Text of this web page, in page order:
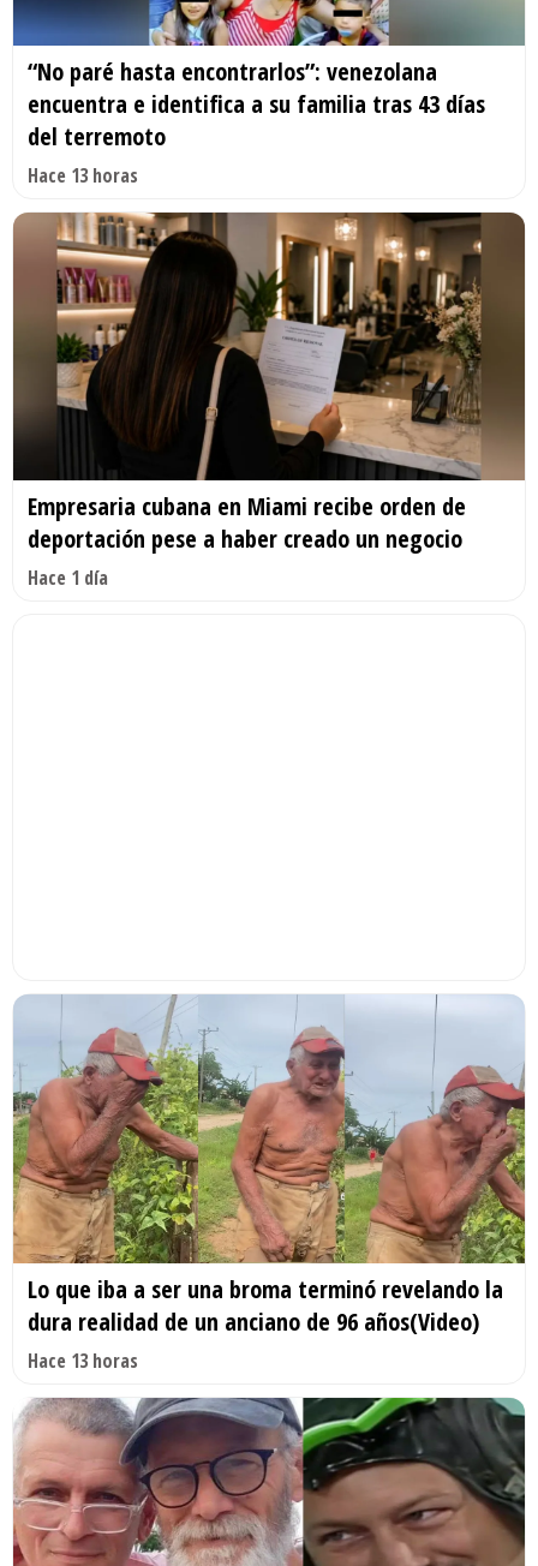
“No paré hasta encontrarlos”: venezolana
encuentra e identifica a su familia tras 43 días
del terremoto
Hace 13 horas
Empresaria cubana en Miami recibe orden de
deportación pese a haber creado un negocio
Hace 1 día
Lo que iba a ser una broma terminó revelando la
dura realidad de un anciano de 96 años(Video)
Hace 13 horas